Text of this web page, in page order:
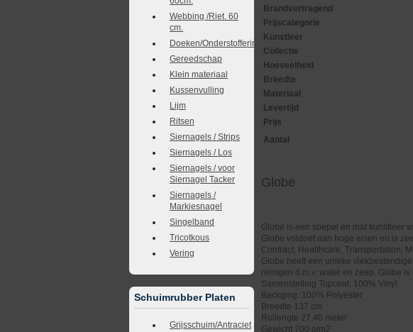
Webbing /Riet. 60
cm.
Doeken/Onderstoffering
Gereedschap
Klein materiaal
Kussenvulling
Lijm
Ritsen
Siernagels / Strips
Siernagels / Los
Siernagels / voor
Siernagel Tacker
Siernagels /
Markiesnagel
Singelband
Tricotkous
Vering
Schuimrubber Platen
Grijsschuim/Antraciet
Brandvertragend
Prijscategorie
Kunstleer
Collectie
Hoeveelheid
Breedte
Materiaal
Levertijd
Prijs
Aantal
Globe
Globe is een soepel en mat kunstleer
Globe voldoet aan hoge eisen en is
Contract, Healthcare, Transportation,
Globe heeft een unieke
reinigen d.m.v. water en zeep. Globe
Samenstelling Topcoat: 100% Vinyl
Backging: 100% Polyester
Breedte 137 cm
Rollengte 27,40 meter
Gewicht 700 g/m2